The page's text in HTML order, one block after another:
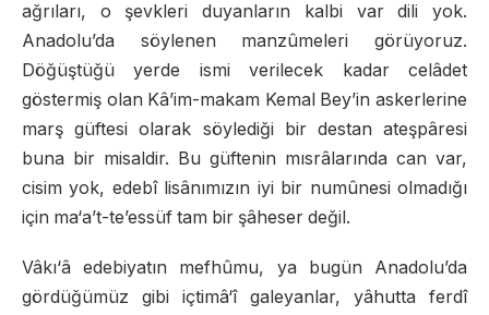
ağrıları, o şevkleri duyanların kalbi var dili yok.
Anadolu’da söylenen manzûmeleri görüyoruz.
Döğüştüğü yerde ismi verilecek kadar celâdet
göstermiş olan Kâ’im-makam Kemal Bey’in askerlerine
marş güftesi olarak söylediği bir destan ateşpâresi
buna bir misaldir. Bu güftenin mısrâlarında can var,
cisim yok, edebî lisânımızın iyi bir numûnesi olmadığı
için ma‘a’t-te’essüf tam bir şâheser değil.
Vâkı‘â edebiyatın mefhûmu, ya bugün Anadolu’da
gördüğümüz gibi içtimâ‘î galeyanlar, yâhutta ferdî